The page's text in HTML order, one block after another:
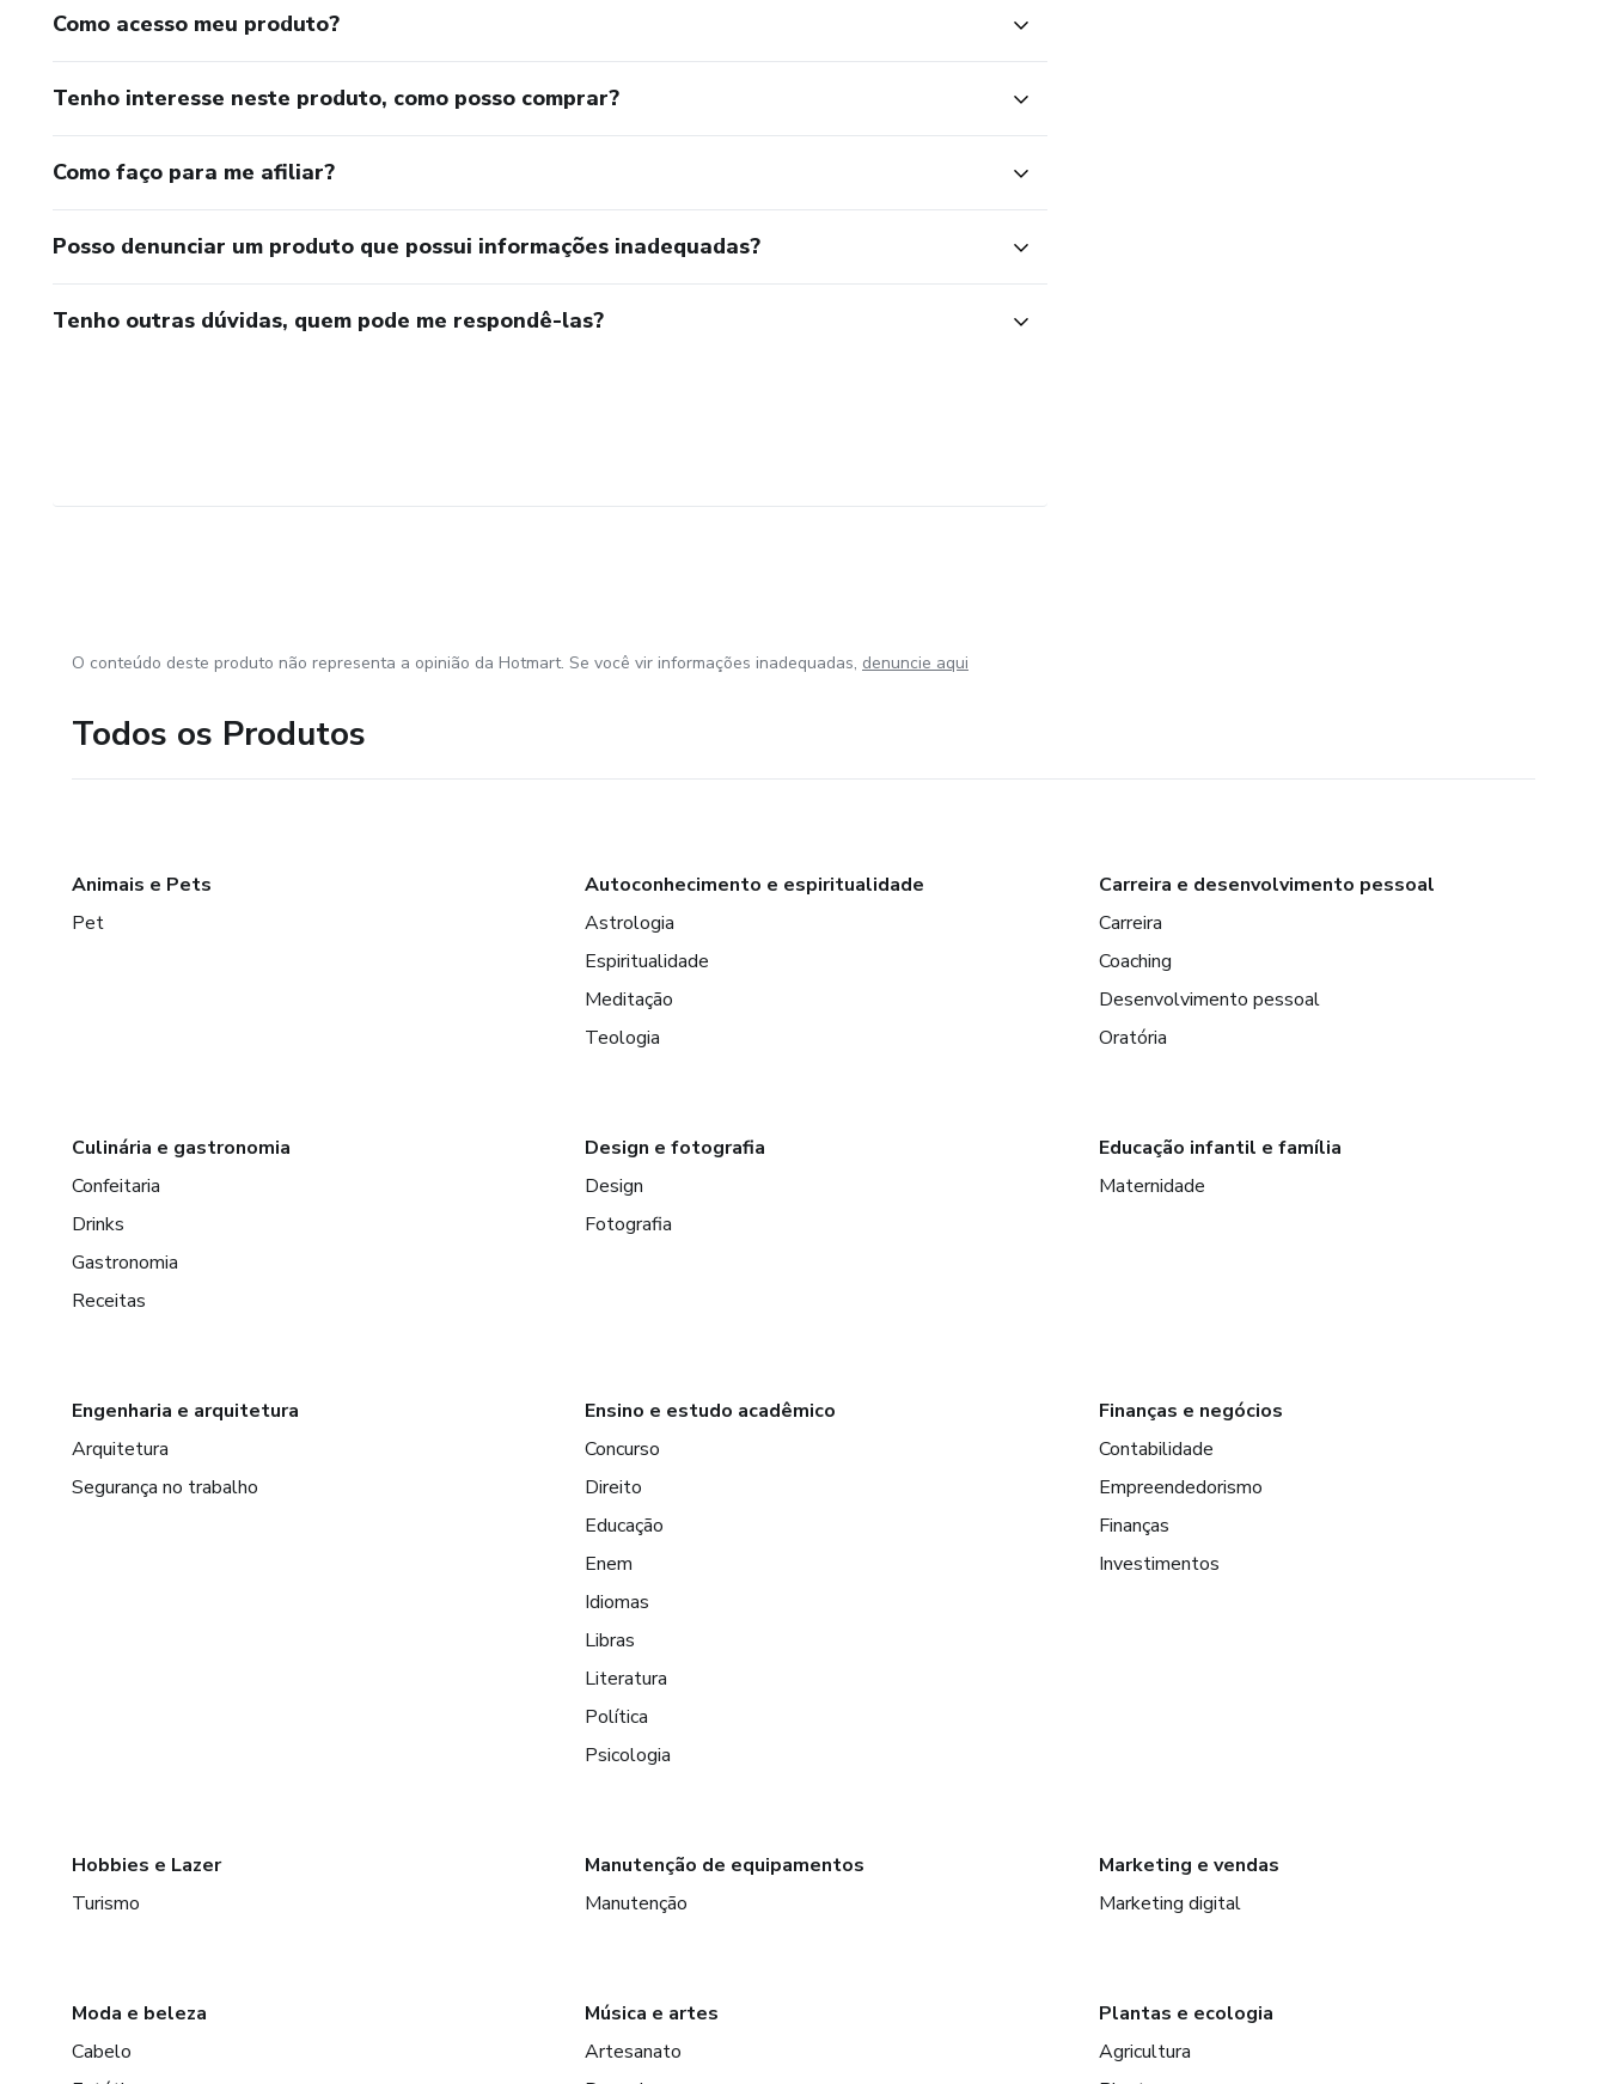
Como acesso meu produto?
Tenho interesse neste produto, como posso comprar?
Como faço para me afiliar?
Posso denunciar um produto que possui informações inadequadas?
Tenho outras dúvidas, quem pode me respondê-las?
O conteúdo deste produto não representa a opinião da Hotmart. Se você vir informações inadequadas, denuncie aqui
Todos os Produtos
Animais e Pets
Pet
Autoconhecimento e espiritualidade
Astrologia
Espiritualidade
Meditação
Teologia
Carreira e desenvolvimento pessoal
Carreira
Coaching
Desenvolvimento pessoal
Oratória
Culinária e gastronomia
Confeitaria
Drinks
Gastronomia
Receitas
Design e fotografia
Design
Fotografia
Educação infantil e família
Maternidade
Engenharia e arquitetura
Arquitetura
Segurança no trabalho
Ensino e estudo acadêmico
Concurso
Direito
Educação
Enem
Idiomas
Libras
Literatura
Política
Psicologia
Finanças e negócios
Contabilidade
Empreendedorismo
Finanças
Investimentos
Hobbies e Lazer
Turismo
Manutenção de equipamentos
Manutenção
Marketing e vendas
Marketing digital
Moda e beleza
Cabelo
Música e artes
Artesanato
Plantas e ecologia
Agricultura